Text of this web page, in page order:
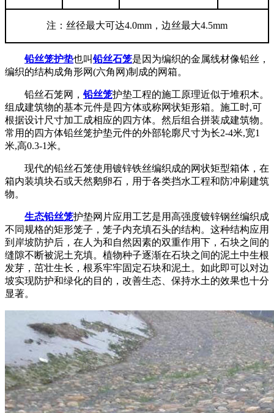
注：丝径最大可达4.0mm，边丝最大4.5mm
铅丝笼护垫也叫铅丝石笼是因为编织的金属线材像铅丝，
编织的结构成角形网(六角网)制成的网箱。
铅丝石笼网，铅丝笼护垫工程的施工原理近似于堆积木。
组成建筑物的基本元件是四方体或称网状矩形箱。施工时,可
根据设计尺寸加工成相应的四方体。然后组合拼装成建筑物。
常用的四方体铅丝笼护垫元件的外部轮廓尺寸为长2-4米,宽1
米,高0.3-1米。
现代的铅丝石笼使用镀锌铁丝编织成的网状矩型箱体，在
箱内装填块石或天然鹅卵石，用于各类挡水工程和防冲刷建筑
物。
生态铅丝笼护垫网片应用工艺是用高强度镀锌钢丝编织成
不同规格的矩形笼子，笼子内充填石头的结构。这种结构应用
到岸坡防护后，在人为和自然因素的双重作用下，石块之间的
缝隙不断被泥土充填。植物种子逐渐在石块之间的泥土中生根
发芽，茁壮生长，根系牢牢固定石块和泥土。如此即可以对边
坡实现防护和绿化的目的，改善生态、保持水土的效果也十分
显著。